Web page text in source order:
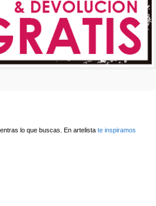
lo que buscas. En artelista te inspiramos